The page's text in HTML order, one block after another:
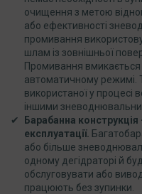
очищення з метою
або ефективності
промивання
шлам із зовнішньої
Промивання вмикається
автоматичному режимі.
використаної у процесі
іншими
Барабанна конструкція
експлуатації.
або більше
одному дегідраторі й
обслуговувати або
працюють без зупинки.